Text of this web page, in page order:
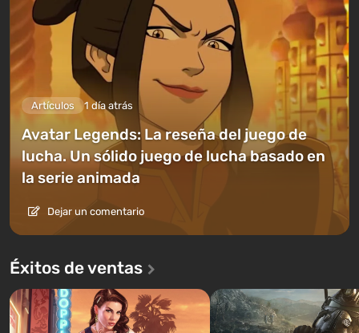
Artículos 1 día atrás
Avatar Legends: La reseña del juego de
lucha. Un sólido juego de lucha basado en
la serie animada
Dejar un comentario
Éxitos de ventas